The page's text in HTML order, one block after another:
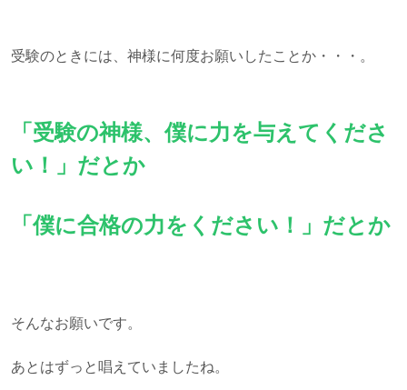
受験のときには、神様に何度お願いしたことか・・・。
「受験の神様、僕に力を与えてくださ
い！」だとか
「僕に合格の力をください！」だとか
そんなお願いです。
あとはずっと唱えていましたね。